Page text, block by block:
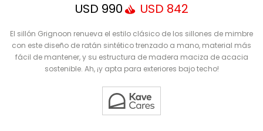
USD 990 USD 842
El sillón Grignoon renueva el estilo clásico de los sillones de mimbre
con este diseño de ratán sintético trenzado a mano, material más
fácil de mantener, y su estructura de madera maciza de acacia
sostenible. Ah, ¡y apta para exteriores bajo techo!